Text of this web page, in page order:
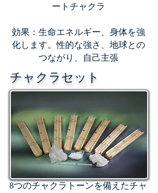
ートチャクラ
効果：生命エネルギー、身体を強
化します。性的な強さ、地球との
つながり、自己主張
チャクラセット
8つのチャクラトーンを備えたチャ